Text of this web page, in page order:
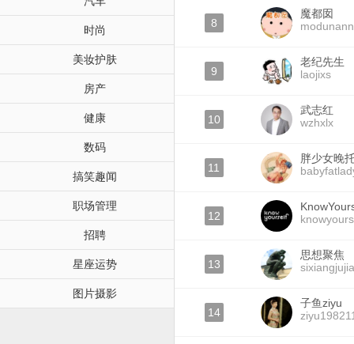
时尚
美妆护肤
房产
健康
数码
搞笑趣闻
职场管理
招聘
星座运势
图片摄影
8
魔都囡
modunann
9
老纪先生
laojixs
10
武志红
wzhxlx
11
胖少女晚
12
13
思想聚焦
14
子鱼ziyu